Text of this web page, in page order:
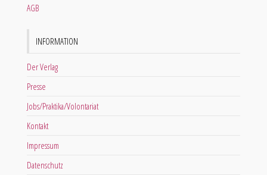
AGB
INFORMATION
Der Verlag
Presse
Jobs/Praktika/Volontariat
Kontakt
Impressum
Datenschutz